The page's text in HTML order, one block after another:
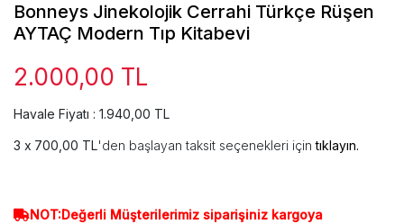
Bonneys Jinekolojik Cerrahi Türkçe Rüşen
AYTAÇ Modern Tıp Kitabevi
2.000,00 TL
Havale Fiyatı : 1.940,00 TL
700,00 TL'den başlayan taksit seçenekleri içintıklayın.
NOT:Değerli Müşterilerimiz siparişiniz kargoya